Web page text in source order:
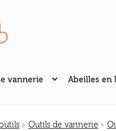
vannerie Abeilles en
Outils de vannerie